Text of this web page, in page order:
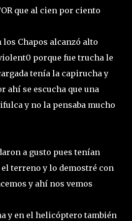
que al cien por ciento
los Chapos alcanzó alto
porque fue trucha le
tenía la capirucha y
ahí se escucha que una
y no la pensaba mucho
a gusto pues tenían
terreno y lo demostré con
y ahí nos vemos
y en el helicóptero también